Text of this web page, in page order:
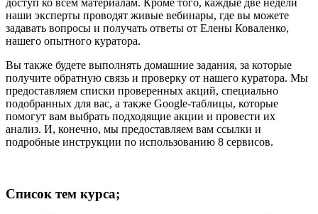
доступ ко всем материалам. Кроме того, каждые две недели
наши эксперты проводят живые вебинары, где вы можете
задавать вопросы и получать ответы от Елены Коваленко,
нашего опытного куратора.
Вы также будете выполнять домашние задания, за которые
получите обратную связь и проверку от нашего куратора. Мы
предоставляем списки проверенных акций, специально
подобранных для вас, а также Google-таблицы, которые
помогут вам выбрать подходящие акции и провести их
анализ. И, конечно, мы предоставляем вам ссылки и
подробные инструкции по использованию 8 сервисов.
Список тем курса;